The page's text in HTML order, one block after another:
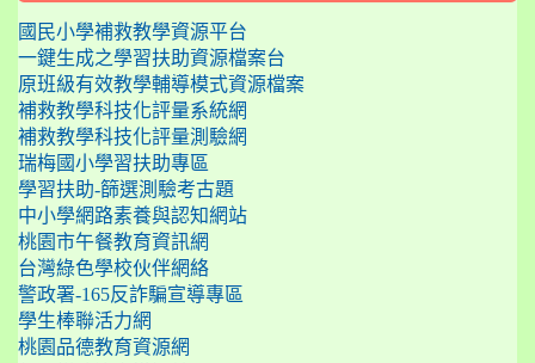
國民小學補救教學資源平台
一鍵生成之學習扶助資源檔案台
原班級有效教學輔導模式資源檔案
補救教學科技化評量系統網
補救教學科技化評量測驗網
瑞梅國小學習扶助專區
學習扶助-篩選測驗考古題
中小學網路素養與認知網站
桃園市午餐教育資訊網
台灣綠色學校伙伴網絡
警政署-165反詐騙宣導專區
學生棒聯活力網
桃園品德教育資源網